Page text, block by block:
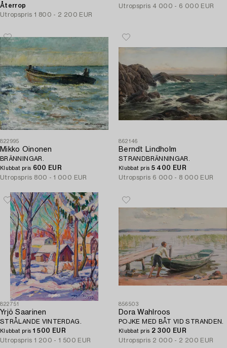
Återrop
Utropspris 1 800 - 2 200 EUR
Utropspris 4 000 - 6 000 EUR
822995
Mikko Oinonen
BRÄNNINGAR.
Klubbat pris 600 EUR
Utropspris 800 - 1 000 EUR
862146
Berndt Lindholm
STRANDBRÄNNINGAR.
Klubbat pris 5 400 EUR
Utropspris 6 000 - 8 000 EUR
822751
Yrjö Saarinen
STRÅLANDE VINTERDAG.
Klubbat pris 1 500 EUR
Utropspris 1 200 - 1 500 EUR
856503
Dora Wahlroos
POJKE MED BÅT VID STRANDEN.
Klubbat pris 2 300 EUR
Utropspris 2 000 - 2 200 EUR